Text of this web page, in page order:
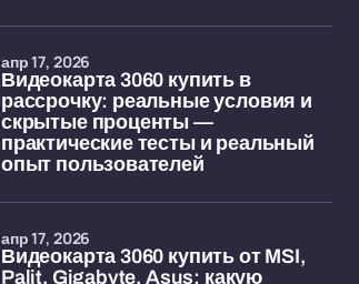
Видеокарта 3060 купить в
рассрочку: реальные условия и
скрытые проценты —
практические тесты и реальный
опыт пользователей
апр 17, 2026
Видеокарта 3060 купить от MSI,
Palit, Gigabyte, Asus: какую
апр 17, 2026